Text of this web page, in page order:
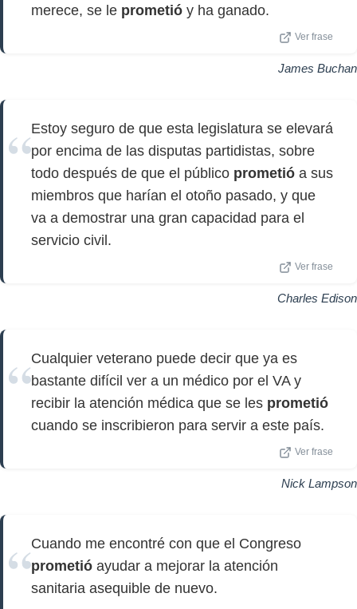
merece, se le prometió y ha ganado.
Ver frase
James Buchan
Estoy seguro de que esta legislatura se elevará
por encima de las disputas partidistas, sobre
todo después de que el público prometió a sus
miembros que harían el otoño pasado, y que
va a demostrar una gran capacidad para el
servicio civil.
Ver frase
Charles Edison
Cualquier veterano puede decir que ya es
bastante difícil ver a un médico por el VA y
recibir la atención médica que se les prometió
cuando se inscribieron para servir a este país.
Ver frase
Nick Lampson
Cuando me encontré con que el Congreso
prometió ayudar a mejorar la atención
sanitaria asequible de nuevo.